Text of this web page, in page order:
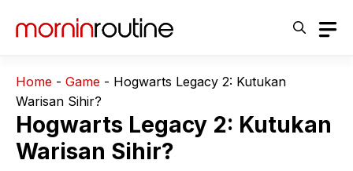
Home - Game - Hogwarts Legacy 2: Kutukan
Warisan Sihir?
Hogwarts Legacy 2: Kutukan
Warisan Sihir?